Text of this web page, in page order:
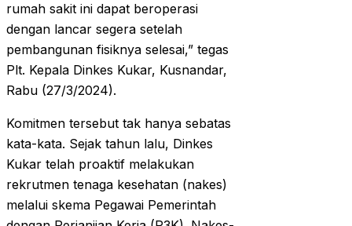
rumah sakit ini dapat beroperasi
dengan lancar segera setelah
pembangunan fisiknya selesai,” tegas
Plt. Kepala Dinkes Kukar, Kusnandar,
Rabu (27/3/2024).
Komitmen tersebut tak hanya sebatas
kata-kata. Sejak tahun lalu, Dinkes
Kukar telah proaktif melakukan
rekrutmen tenaga kesehatan (nakes)
melalui skema Pegawai Pemerintah